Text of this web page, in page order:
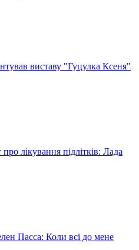
виставу "Гуцулка Ксеня"
лікування підлітків: Лада
Пасса: Коли всі до мене